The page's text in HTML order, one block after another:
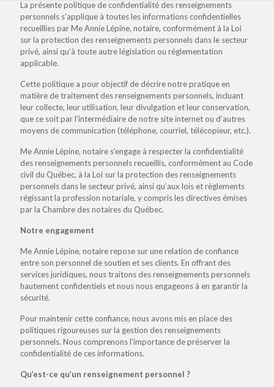
La présente politique de confidentialité des renseignements
personnels s’applique à toutes les informations confidentielles
recueillies par Me Annie Lépine, notaire, conformément à la Loi
sur la protection des renseignements personnels dans le secteur
privé, ainsi qu’à toute autre législation ou réglementation
applicable.
Cette politique a pour objectif de décrire notre pratique en
matière de traitement des renseignements personnels, incluant
leur collecte, leur utilisation, leur divulgation et leur conservation,
que ce soit par l’intermédiaire de notre site internet ou d’autres
moyens de communication (téléphone, courriel, télécopieur, etc.).
Me Annie Lépine, notaire s’engage à respecter la confidentialité
des renseignements personnels recueillis, conformément au Code
civil du Québec, à la Loi sur la protection des renseignements
personnels dans le secteur privé, ainsi qu’aux lois et règlements
régissant la profession notariale, y compris les directives émises
par la Chambre des notaires du Québec.
Notre engagement
Me Annie Lépine, notaire repose sur une relation de confiance
entre son personnel de soutien et ses clients. En offrant des
services juridiques, nous traitons des renseignements personnels
hautement confidentiels et nous nous engageons à en garantir la
sécurité.
Pour maintenir cette confiance, nous avons mis en place des
politiques rigoureuses sur la gestion des renseignements
personnels. Nous comprenons l’importance de préserver la
confidentialité de ces informations.
Qu’est-ce qu’un renseignement personnel ?